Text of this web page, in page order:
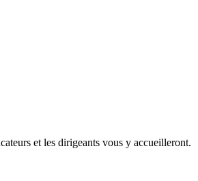
et les dirigeants vous y accueilleront.